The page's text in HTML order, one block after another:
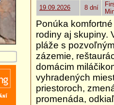
19.09.2026
8 dní
Ponúka
rodiny aj skupiny.
pláže s
zázemie,
domácim
vyhradených
priestoroch,
promenáda,